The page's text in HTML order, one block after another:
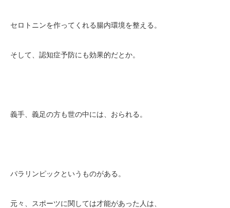
セロトニンを作ってくれる腸内環境を整える。
そして、認知症予防にも効果的だとか。
義手、義足の方も世の中には、おられる。
パラリンピックというものがある。
元々、スポーツに関しては才能があった人は、